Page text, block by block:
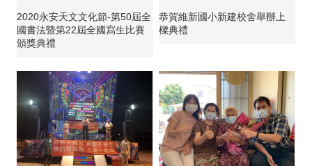
2020永安天文文化節-第50屆全
國書法暨第22屆全國寫生比賽
頒獎典禮
恭賀維新國小新建校舍舉辦上
樑典禮